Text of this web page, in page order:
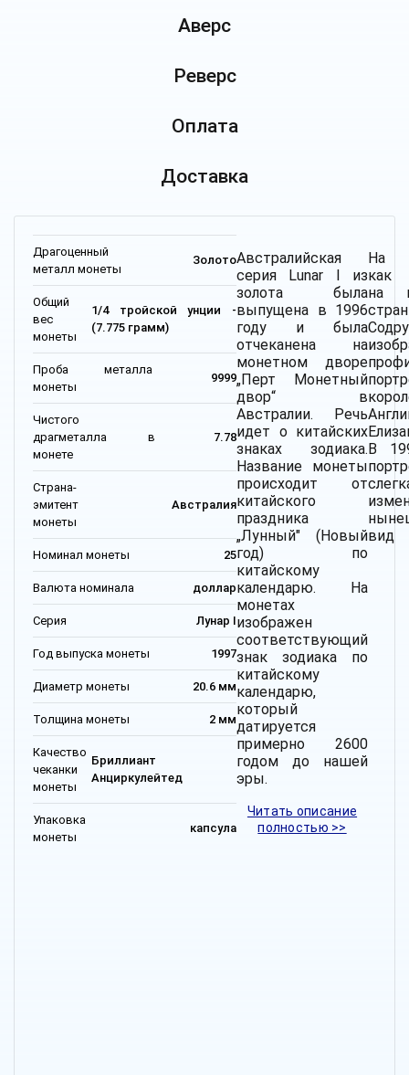
Аверс
Реверс
Оплата
Доставка
Драгоценный
металл монеты
Золото
Общий
вес
монеты
1/4 тройской унции -
(7.775 грамм)
Проба металла
монеты
9999
Чистого
драгметалла в
монете
7.78
Страна-
эмитент
монеты
Австралия
Номинал монеты 25
Валюта номинала доллар
Серия Лунар I
Год выпуска монеты 1997
Диаметр монеты 20.6 мм
Толщина монеты 2 мм
Качество
чеканки
монеты
Бриллиант
Анциркулейтед
Упаковка
монеты
капсула
Австралийская
серия Lunar I из
золота была
выпущена в 1996
году и была
отчеканена на
монетном дворе
„Перт Монетный
двор“ в
Австралии. Речь
идет о китайских
знаках зодиака.
Название монеты
происходит от
китайского
праздника
„Лунный" (Новый
год) по
китайскому
календарю. На
монетах
изображен
соответствующий
знак зодиака по
китайскому
календарю,
который
датируется
примерно 2600
годом до нашей
эры.
Читать описание
полностью >>
На
как
на
стран
В
вид